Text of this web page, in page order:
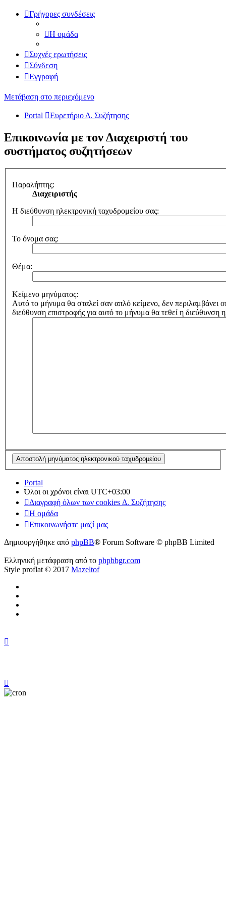
Γρήγορες συνδέσεις
Η ομάδα
Συχνές ερωτήσεις
Σύνδεση
Εγγραφή
Μετάβαση στο περιεχόμενο
Portal Ευρετήριο Δ. Συζήτησης
Επικοινωνία με τον Διαχειριστή του
συστήματος συζητήσεων
Παραλήπτης:
Διαχειριστής
Η διεύθυνση ηλεκτρονική ταχυδρομείου σας:
Το όνομα σας:
Θέμα:
Κείμενο μηνύματος:
Αυτό το μήνυμα θα σταλεί σαν απλό κείμενο, δεν
διεύθυνση επιστροφής για αυτό το μήνυμα θα τεθεί η διεύθυνση
Portal
Όλοι οι χρόνοι είναιUTC+03:00
Διαγραφή όλων των cookies Δ. Συζήτησης
Η ομάδα
Επικοινωνήστε μαζί μας
Δημιουργήθηκε από phpBB® Forum Software © phpBB Limited
Ελληνική μετάφραση από το phpbbgr.com
Style proflat © 2017 Mazeltof